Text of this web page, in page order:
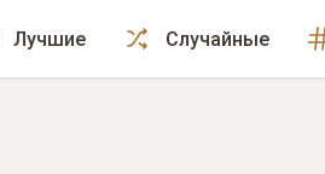
Лучшие Случайные